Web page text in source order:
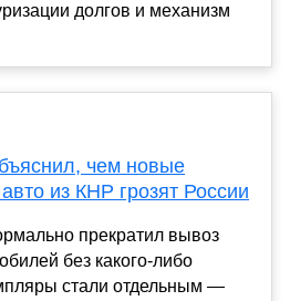
долгов и механизм
чем новые
из КНР грозят России
прекратил вывоз
без какого-либо
стали отдельным —